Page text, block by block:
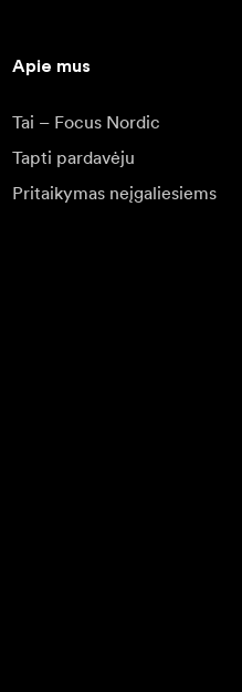
Apie mus
Tai – Focus Nordic
Tapti pardavėju
Pritaikymas neįgaliesiems